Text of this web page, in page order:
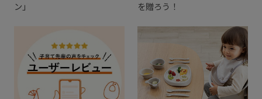
ン」
を贈ろう！